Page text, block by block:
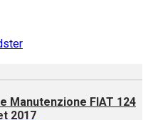
Manutenzione FIAT 124
2017